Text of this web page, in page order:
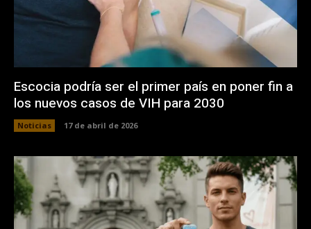
Escocia podría ser el primer país en poner fin a
los nuevos casos de VIH para 2030
Noticias 17 de abril de 2026